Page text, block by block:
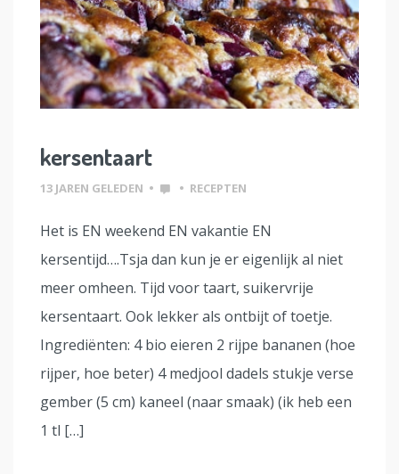
kersentaart
13 JAREN GELEDEN • • RECEPTEN
Het is EN weekend EN vakantie EN
kersentijd….Tsja dan kun je er eigenlijk al niet
meer omheen. Tijd voor taart, suikervrije
kersentaart. Ook lekker als ontbijt of toetje.
Ingrediënten: 4 bio eieren 2 rijpe bananen (hoe
rijper, hoe beter) 4 medjool dadels stukje verse
gember (5 cm) kaneel (naar smaak) (ik heb een
1 tl […]